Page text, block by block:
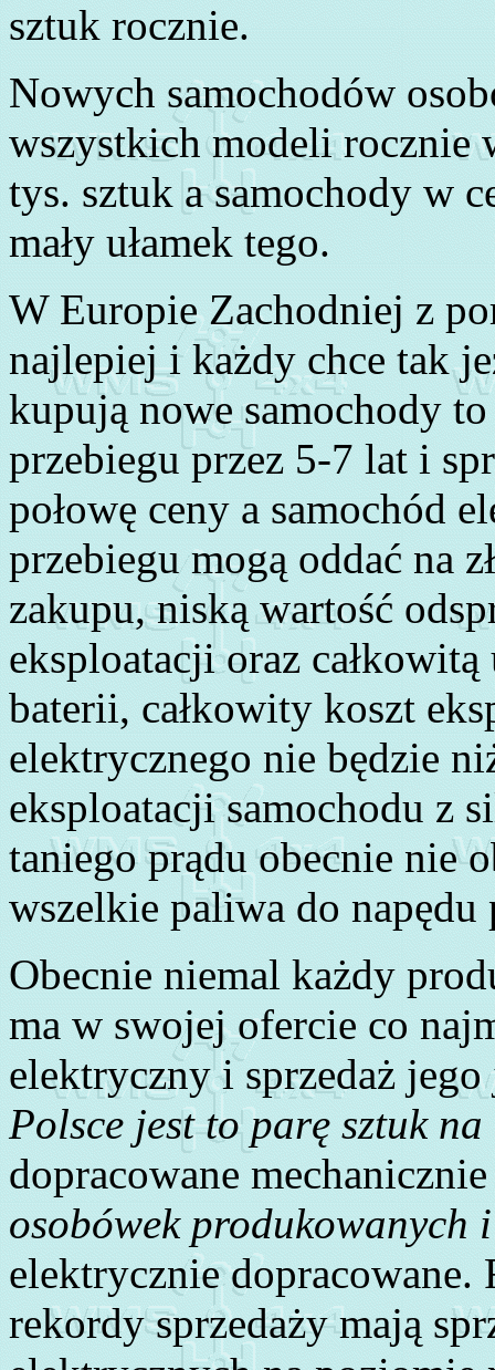
sztuk rocznie.
Nowych samochodów
wszystkich modeli rocznie
tys. sztuk a samochody w
mały ułamek tego.
W Europie Zachodniej z
najlepiej i każdy chce tak
kupują nowe samochody
przebiegu przez 5-7 lat i
połowę ceny a samochód
przebiegu mogą oddać na
zakupu, niską wartość
eksploatacji oraz
baterii, całkowity koszt
elektrycznego nie będzie
eksploatacji samochodu z
taniego prądu obecnie nie
wszelkie paliwa do napędu
Obecnie niemal każdy
ma w swojej ofercie co
elektryczny i sprzedaż
Polsce jest to parę sztuk
dopracowane
osobówek produkowanych
elektrycznie dopracowane.
rekordy sprzedaży mają